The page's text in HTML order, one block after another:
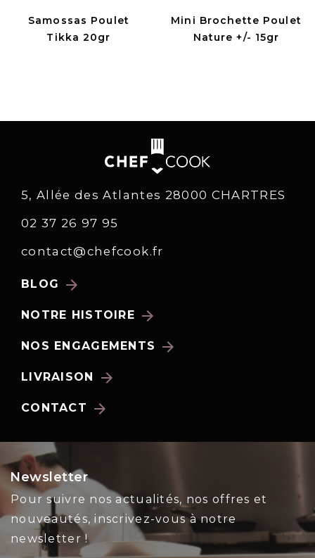
Samossas Poulet
Tikka 20gr
Mini Brochette Poulet
Nature +/- 15gr
5, Allée des Atlantes 28000 CHARTRES
02 37 26 97 95
contact@chefcook.fr
BLOG arrow_forward
NOTRE HISTOIRE arrow_forward
NOS ENGAGEMENTS arrow_forward
LIVRAISON arrow_forward
CONTACT arrow_forward
Newsletter
Pour suivre nos actualités, nos offres et
nouveautés, inscrivez-vous à notre
newsletter !